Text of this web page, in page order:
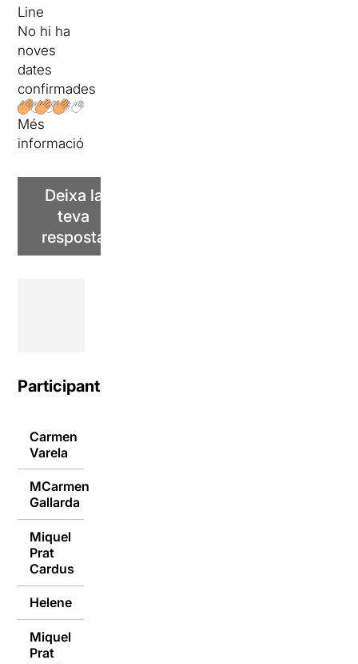
Line
No hi ha
noves
dates
confirmades
Més
informació
Deixa la
teva
resposta
Participants
Carmen
Varela
MCarmen
Gallarda
Miquel
Prat
Cardus
Helene
Miquel
Prat